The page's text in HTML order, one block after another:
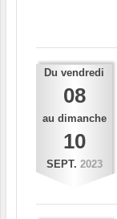
Du vendredi
08
au dimanche
10
SEPT. 2023